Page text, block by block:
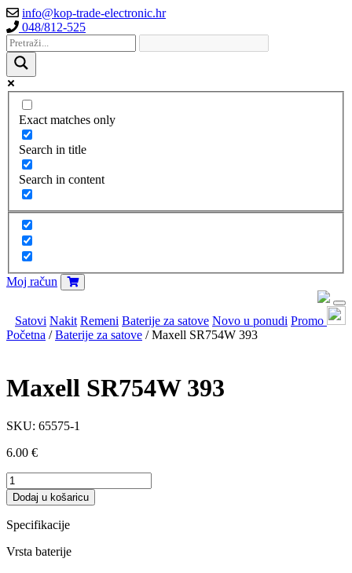
info@kop-trade-electronic.hr
048/812-525
Exact matches only
Search in title
Search in content
Moj račun
Satovi Nakit Remeni Baterije za satove Novo u ponudi Promo
Početna /Baterije za satove / Maxell SR754W 393
Maxell SR754W 393
SKU: 65575-1
6.00 €
Maxell
SR754W
393
količina
Dodaj u košaricu
Specifikacije
Vrsta baterije